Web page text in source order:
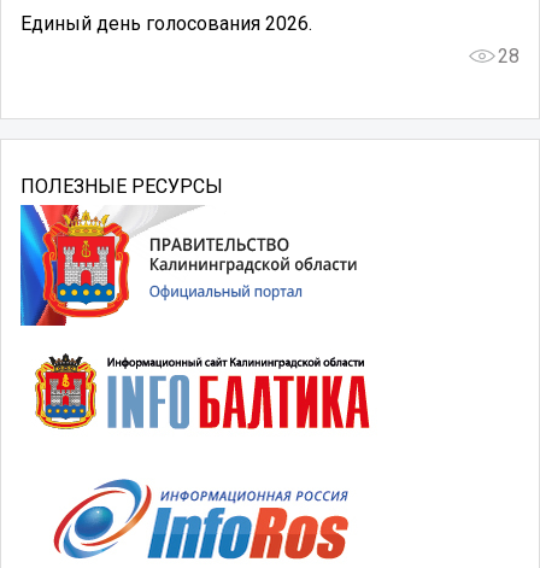
Единый день голосования 2026.
28
ПОЛЕЗНЫЕ РЕСУРСЫ